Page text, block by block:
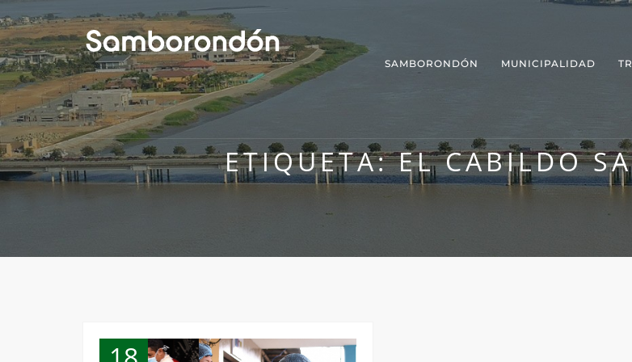
SAMBORONDÓN MUNICIPALIDAD
ETIQUETA:EL CABILDO